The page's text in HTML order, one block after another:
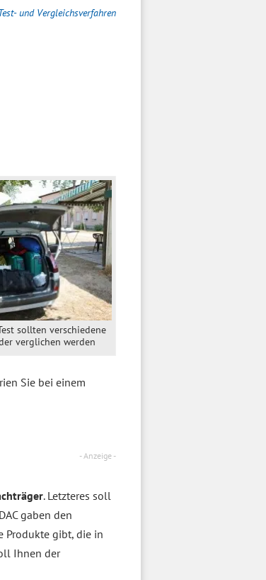
und Vergleichsverfahren
sollten verschiedene
verglichen werden
Sie bei einem
- Anzeige -
. Letzteres soll
gaben den
Produkte gibt, die in
Ihnen der